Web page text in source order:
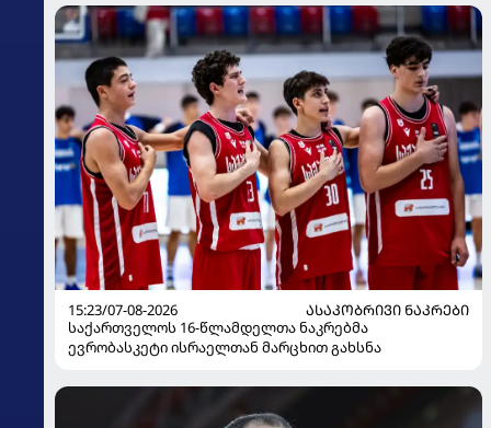
15:23/07-08-2026
ᲐᲡᲐᲙᲝᲑᲠᲘᲕᲘ ᲜᲐᲙᲠᲔᲑᲘ
საქართველოს 16-წლამდელთა ნაკრებმა
ევრობასკეტი ისრაელთან მარცხით გახსნა